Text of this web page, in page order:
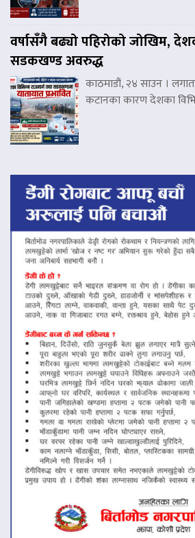
वर्षासँगै बढ्यो पहिरोको जोखिम,
सडकखण्ड अवरुद्ध
काठमाडौं, २४ साउन ।
कटानका कारण देशका